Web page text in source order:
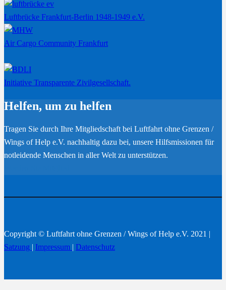
Luftbrücke Frankfurt-Berlin 1948-1949 e.V.
Air Cargo Community Frankfurt
Initiative Transparente Zivilgesellschaft.
Helfen, um zu helfen
Tragen Sie durch Ihre Mitgliedschaft bei Luftfahrt ohne Grenzen /
Wings of Help e.V. nachhaltig dazu bei, unsere Hilfsmissionen für
notleidende Menschen in aller Welt zu unterstützen.
Copyright © Luftfahrt ohne Grenzen / Wings of Help e.V. 2021 |
Satzung | Impressum | Datenschutz